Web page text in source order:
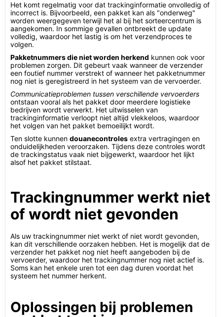
Het komt regelmatig voor dat trackinginformatie onvolledig of
incorrect is. Bijvoorbeeld, een pakket kan als "onderweg"
worden weergegeven terwijl het al bij het sorteercentrum is
aangekomen. In sommige gevallen ontbreekt de update
volledig, waardoor het lastig is om het verzendproces te
volgen.
Pakketnummers die niet worden herkend kunnen ook voor
problemen zorgen. Dit gebeurt vaak wanneer de verzender
een foutief nummer verstrekt of wanneer het pakketnummer
nog niet is geregistreerd in het systeem van de vervoerder.
Communicatieproblemen tussen verschillende vervoerders
ontstaan vooral als het pakket door meerdere logistieke
bedrijven wordt verwerkt. Het uitwisselen van
trackinginformatie verloopt niet altijd vlekkeloos, waardoor
het volgen van het pakket bemoeilijkt wordt.
Ten slotte kunnen douanecontroles extra vertragingen en
onduidelijkheden veroorzaken. Tijdens deze controles wordt
de trackingstatus vaak niet bijgewerkt, waardoor het lijkt
alsof het pakket stilstaat.
Trackingnummer werkt niet
of wordt niet gevonden
Als uw trackingnummer niet werkt of niet wordt gevonden,
kan dit verschillende oorzaken hebben. Het is mogelijk dat de
verzender het pakket nog niet heeft aangeboden bij de
vervoerder, waardoor het trackingnummer nog niet actief is.
Soms kan het enkele uren tot een dag duren voordat het
systeem het nummer herkent.
Oplossingen bij problemen